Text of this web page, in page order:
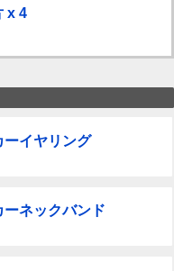
x 4
ーイヤリング
ネックバンド